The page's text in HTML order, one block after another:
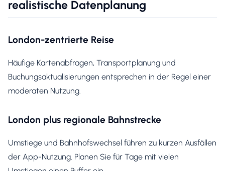
realistische Datenplanung
London-zentrierte Reise
Häufige Kartenabfragen, Transportplanung und
Buchungsaktualisierungen entsprechen in der Regel einer
moderaten Nutzung.
London plus regionale Bahnstrecke
Umstiege und Bahnhofswechsel führen zu kurzen Ausfällen
der App-Nutzung. Planen Sie für Tage mit vielen